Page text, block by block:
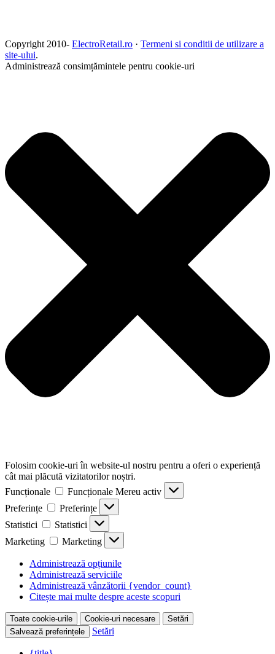
Copyright 2010- ElectroRetail.ro · Termeni si conditii de utilizare a
site-ului.
Administrează consimțămintele pentru cookie-uri
Folosim cookie-uri în website-ul nostru pentru a oferi o experiență
cât mai plăcută vizitatorilor noștri.
Funcționale
Funcționale Mereu activ
Preferințe
Preferințe
Statistici
Statistici
Marketing
Marketing
Administrează opțiunile
Administrează serviciile
Administrează vânzătorii {vendor_count}
Citește mai multe despre aceste scopuri
Toate cookie-urile Cookie-uri necesare
Setări
Salvează preferințele
Setări